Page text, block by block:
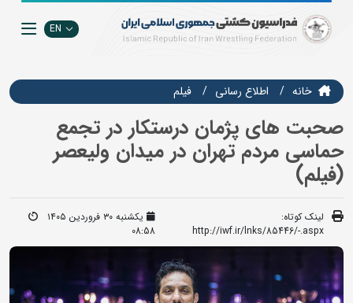
EN
خانه اطلاع رسانی فيلم
صحبت های پژمان درستکار در تجمع
حماسی مردم تهران در میدان ولیعصر
(فیلم)
لینک کوتاه:
http://iwf.ir/lnks/85446/-.aspx
یکشنبه ۳۰ فروردین ۱۴۰۵
08:58